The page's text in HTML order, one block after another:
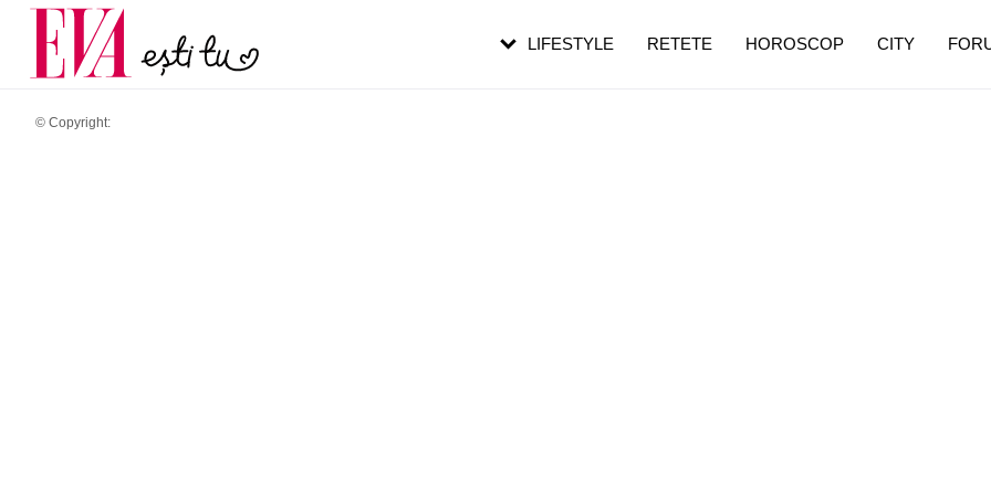
© Copyright:
LIFESTYLE RETETE HOROSCOP CITY
Carieră
Actualitate
pe măsură ce înaintezi în vârstă
de dureroasă este investigația